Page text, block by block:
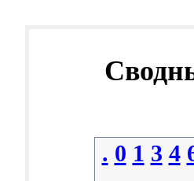
. 0 1 3 4